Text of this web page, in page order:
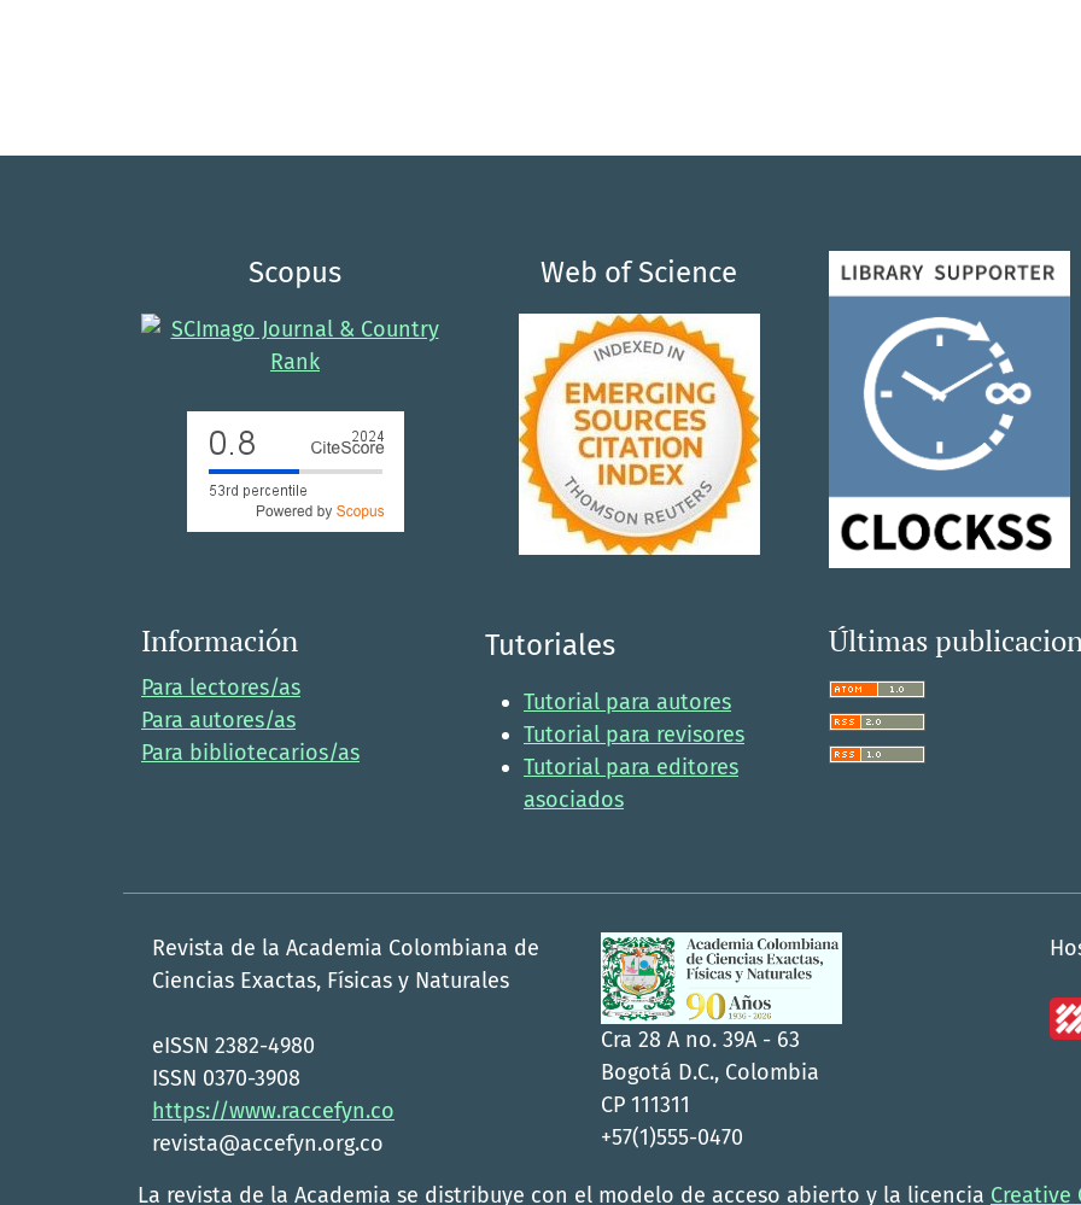
Scopus Web of Science
Información
Para lectores/as
Para autores/as
Para bibliotecarios/as
Tutoriales
Tutorial para autores
Tutorial para revisores
Tutorial para editores
asociados
Últimas
Revista de la Academia Colombiana de
Ciencias Exactas, Físicas y Naturales
eISSN 2382-4980
ISSN 0370-3908
https://www.raccefyn.co
revista@accefyn.org.co
Cra 28 A no. 39A - 63
Bogotá D.C., Colombia
CP 111311
+57(1)555-0470
La revista de la Academia se distribuye con el modelo de acceso abierto y la licencia